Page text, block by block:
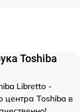
Toshiba
Libretto -
центра Toshiba в